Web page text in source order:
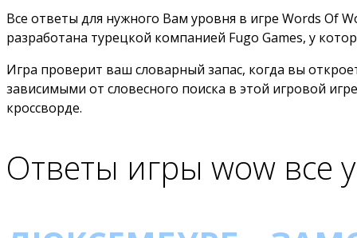
Все ответы для нужного Вам уровня в игре Words Of
разработана турецкой компанией Fugo Games, у
Игра проверит ваш словарный запас, когда вы
зависимыми от словесного поиска в этой игровой
кроссворде.
Ответы игры wow все